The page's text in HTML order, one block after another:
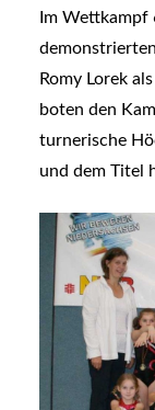
Im Wettkampf
Romy Lorek
boten den
turnerische
und dem Titel